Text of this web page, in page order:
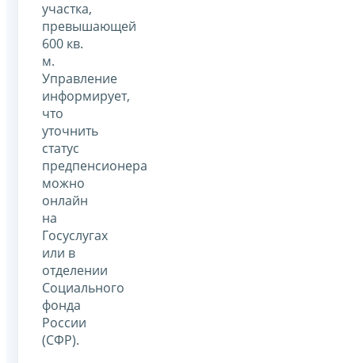
участка,
превышающей
600 кв.
м.
Управление
информирует,
что
уточнить
статус
предпенсионера
можно
онлайн
на
Госуслугах
или в
отделении
Социального
фонда
России
(СФР).